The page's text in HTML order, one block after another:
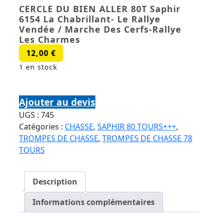
CERCLE DU BIEN ALLER 80T Saphir
6154 La Chabrillant- Le Rallye
Vendée / Marche Des Cerfs-Rallye
Les Charmes
12,00 €
1 en stock
6154 La Chabrillant- Le Rallye Vendée / Marche
Des Cerfs-Rallye Les Charmes
Ajouter au devis
UGS : 745
Catégories : CHASSE, SAPHIR 80 TOURS+++,
TROMPES DE CHASSE, TROMPES DE CHASSE 78
TOURS
Description
Informations complémentaires